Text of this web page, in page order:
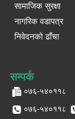
सामाजिक सुरक्षा
नागरिक वडापत्र
निवेदनको ढाँचा
सम्पर्क
०७६-५४०११८
०७६-५४०११८